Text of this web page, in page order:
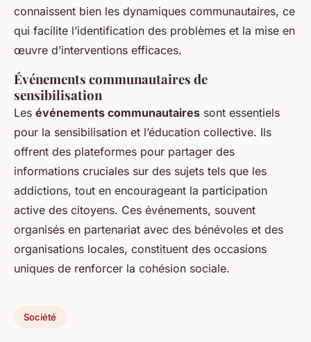
connaissent bien les dynamiques communautaires, ce
qui facilite l’identification des problèmes et la mise en
œuvre d’interventions efficaces.
Événements communautaires de
sensibilisation
Les événements communautaires sont essentiels
pour la sensibilisation et l’éducation collective. Ils
offrent des plateformes pour partager des
informations cruciales sur des sujets tels que les
addictions, tout en encourageant la participation
active des citoyens. Ces événements, souvent
organisés en partenariat avec des bénévoles et des
organisations locales, constituent des occasions
uniques de renforcer la cohésion sociale.
Société